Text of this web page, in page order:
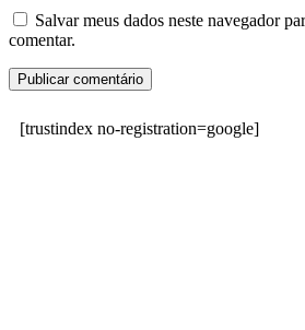
Salvar meus dados neste navegador
comentar.
[trustindex no-registration=google]